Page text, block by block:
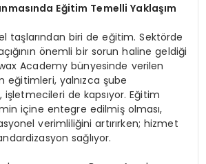
Eğitim Temelli Yaklaşım
taşlarından biri de eğitim. Sektörde
önemli bir sorun haline geldiği
Academy bünyesinde verilen
eğitimleri, yalnızca şube
işletmecileri de kapsıyor. Eğitim
içine entegre edilmiş olması,
verimliliğini artırırken; hizmet
sağlıyor.